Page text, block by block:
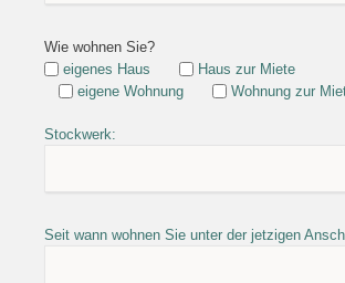
Wie wohnen Sie?
eigenes Haus
Haus zur Miete
eigene Wohnung
Wohnung zur
Stockwerk:
Seit wann wohnen Sie unter der jetzigen